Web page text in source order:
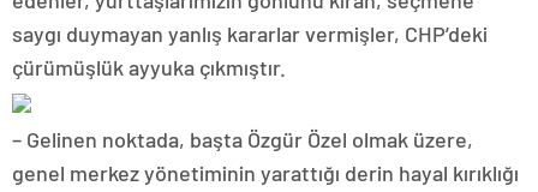
saygı duymayan yanlış kararlar vermişler, CHP’deki
çürümüşlük ayyuka çıkmıştır.
– Gelinen noktada, başta Özgür Özel olmak üzere,
genel merkez yönetiminin yarattığı derin hayal kırıklığı